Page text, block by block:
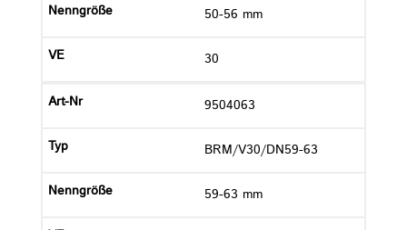
50-56 mm
30
9504063
BRM/V30/DN59-63
59-63 mm